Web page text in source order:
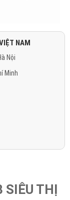
NAM
Nội
Minh
SIÊU THỊ